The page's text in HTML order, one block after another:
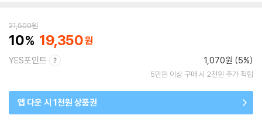
21,500원
10 19,350
YES포인트 1,070원 (5%)
5만원 이상 구매 시 2천원 추가 적립
앱 다운 시 1천원 상품권